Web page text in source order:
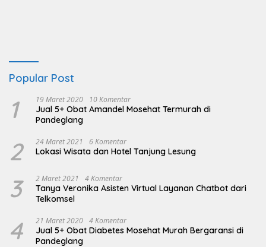
Popular Post
1 19 Maret 2020 10 Komentar
Jual 5+ Obat Amandel Mosehat Termurah di
Pandeglang
2 24 Maret 2021 6 Komentar
Lokasi Wisata dan Hotel Tanjung Lesung
3 2 Maret 2021 4 Komentar
Tanya Veronika Asisten Virtual Layanan Chatbot dari
Telkomsel
4 21 Maret 2020 4 Komentar
Jual 5+ Obat Diabetes Mosehat Murah Bergaransi di
Pandeglang